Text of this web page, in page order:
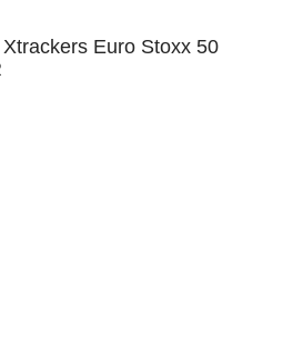
Xtrackers Euro Stoxx 50